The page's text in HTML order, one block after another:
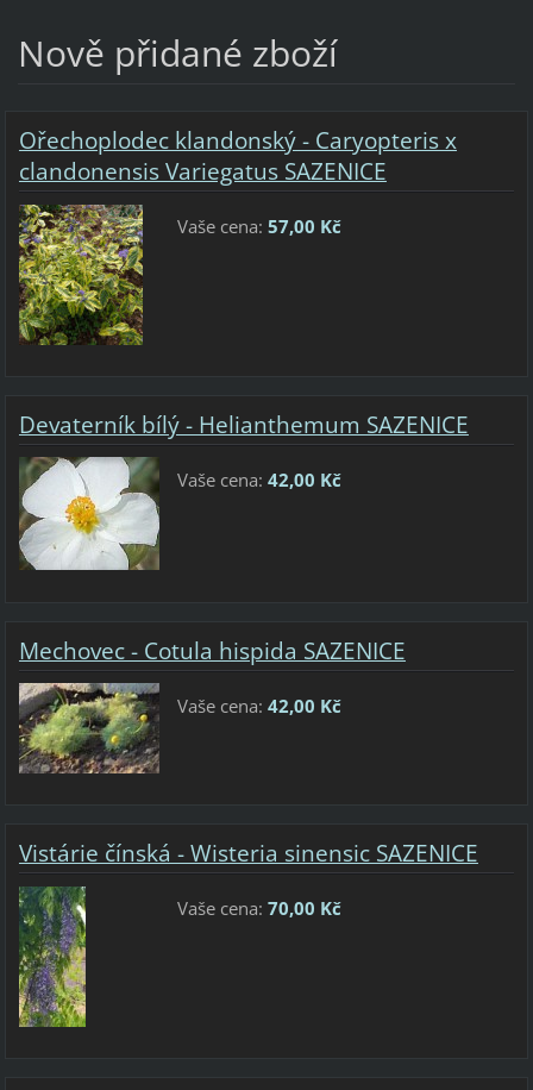
Nově přidané zboží
Ořechoplodec klandonský - Caryopteris x
clandonensis Variegatus SAZENICE
Vaše cena: 57,00 Kč
Devaterník bílý - Helianthemum SAZENICE
Vaše cena: 42,00 Kč
Mechovec - Cotula hispida SAZENICE
Vaše cena: 42,00 Kč
Vistárie čínská - Wisteria sinensic SAZENICE
Vaše cena: 70,00 Kč